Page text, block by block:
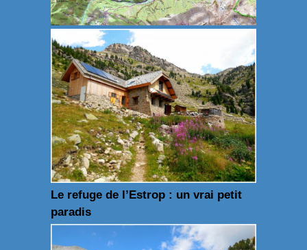
Le refuge de l’Estrop : un vrai petit
paradis